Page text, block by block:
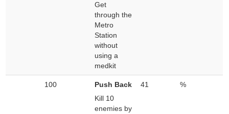
Get
through the
Metro
Station
without
using a
medkit
100
Push Back
Kill 10
enemies by
41 %